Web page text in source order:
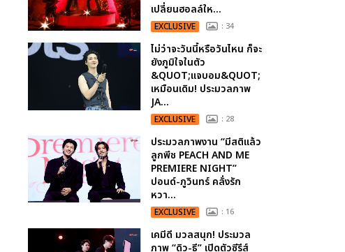
เปลี่ยนฮอลล์ให...
EXCLUSIVE : 34
ไม่ว่าจะวันนี้หรือวันไหน ก็จะ
ยังภูมิใจในตัว
&QUOT;แจบอม&QUOT;
เหมือนเดิม! ประมวลภาพ
JA...
EXCLUSIVE : 28
ประมวลภาพงาน “มีสติแล้ว
ลูกพีช PEACH AND ME
PREMIERE NIGHT”
ปอนด์-ภูวินทร์ คลั่งรัก
หวา...
EXCLUSIVE : 16
เคมีดี มวลสนุก! ประมวล
ภาพ “ดิว-ธี” เปิดตัวซีรีส์